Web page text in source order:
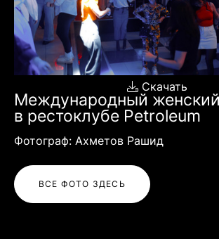
Скачать
Международный
в рестоклубе Petroleum
Фотограф: Ахметов Рашид
ВСЕ ФОТО ЗДЕСЬ